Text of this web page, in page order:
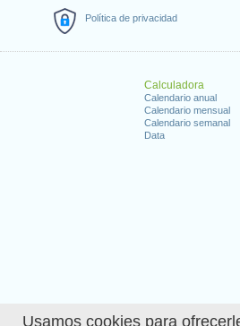
Usamos cookies para
Política de privacidad
Calculadora
Calendario anual
Calendario mensual
Calendario semanal
Data